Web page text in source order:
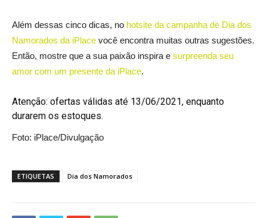
Além dessas cinco dicas, no hotsite da campanha de Dia dos
Namorados da iPlace você encontra muitas outras sugestões.
Então, mostre que a sua paixão inspira e surpreenda seu
amor com um presente da iPlace.
Atenção: ofertas válidas até 13/06/2021, enquanto
durarem os estoques.
Foto: iPlace/Divulgação
ETIQUETAS Dia dos Namorados